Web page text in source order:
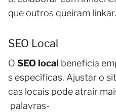
que outros queiram linkar.
SEO Local
O SEO local beneficia
s específicas. Ajustar o
cas locais pode atrair
palavras-